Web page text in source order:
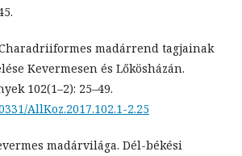
Charadriiformes madárrend tagjainak
Kevermesen és Lőkösházán.
102(1–2): 25–49.
AllKoz.2017.102.1-2.25
madárvilága. Dél-békési